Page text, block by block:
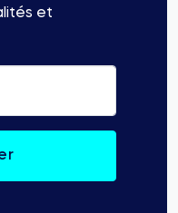
et